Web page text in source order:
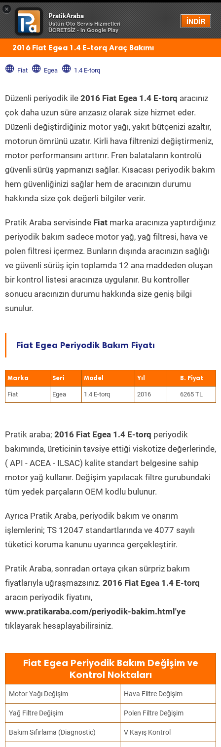
×
PratikAraba
Üstün Oto Servis Hizmetleri
ÜCRETSİZ - In Google Play
İNDİR
Menü
2016 Fiat Egea 1.4 E-torq Araç Bakımı
Fiat Egea 1.4 E-torq
Düzenli periyodik ile 2016 Fiat Egea 1.4 E-torq aracınız
çok daha uzun süre arızasız olarak size hizmet eder.
Düzenli değiştirdiğiniz motor yağı, yakıt bütçenizi azaltır,
motorun ömrünü uzatır. Kirli hava filtrenizi değiştirmeniz,
motor performansını arttırır. Fren balataların kontrolü
güvenli sürüş yapmanızı sağlar. Kısacası periyodik bakım
hem güvenliğinizi sağlar hem de aracınızın durumu
hakkında size çok değerli bilgiler verir.
Pratik Araba servisinde Fiat marka aracınıza yaptırdığınız
periyodik bakım sadece motor yağ, yağ filtresi, hava ve
polen filtresi içermez. Bunların dışında aracınızın sağlığı
ve güvenli sürüş için toplamda 12 ana maddeden oluşan
bir kontrol listesi aracınıza uygulanır. Bu kontroller
sonucu aracınızın durumu hakkında size geniş bilgi
sunulur.
Fiat Egea Periyodik Bakım Fiyatı
Marka Seri Model Yıl
Fiat Egea 1.4 E-torq 2016 6265 TL
Pratik araba; 2016 Fiat Egea 1.4 E-torq periyodik
bakımında, üreticinin tavsiye ettiği viskotize değerlerinde,
( API - ACEA - ILSAC) kalite standart belgesine sahip
motor yağ kullanır. Değişim yapılacak filtre gurubundaki
tüm yedek parçaların OEM kodlu bulunur.
Ayrıca Pratik Araba, periyodik bakım ve onarım
işlemlerini; TS 12047 standartlarında ve 4077 sayılı
tüketici koruma kanunu uyarınca gerçekleştirir.
Pratik Araba, sonradan ortaya çıkan sürpriz bakım
fiyatlarıyla uğraşmazsınız. 2016 Fiat Egea 1.4 E-torq
aracın periyodik fiyatını,
www.pratikaraba.com/periyodik-bakim.html'ye
tıklayarak hesaplayabilirsiniz.
Fiat Egea Periyodik Bakım Değişim ve
Kontrol Noktaları
Motor Yağı Değişim Hava Filtre Değişim
Yağ Filtre Değişim Polen Filtre Değişim
Bakım Sıfırlama (Diagnostic) V Kayış Kontrol